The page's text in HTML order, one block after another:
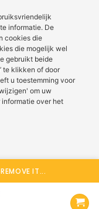
IT...
informatie. De
cookies die
die mogelijk wel
gebruikt beide
te klikken of door
u toestemming voor
om uw
over het